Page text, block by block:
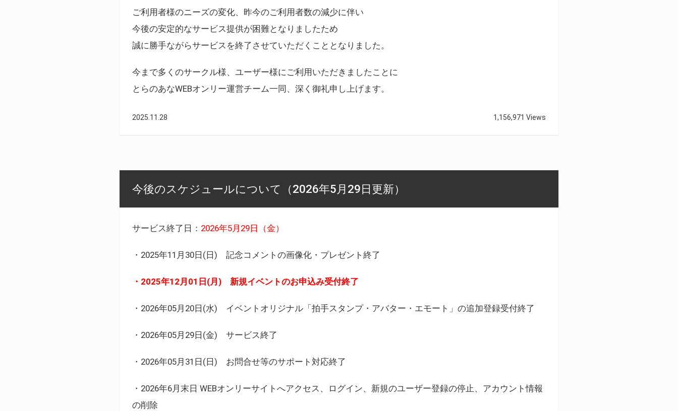
ご利用者様のニーズの変化、昨今のご利用者数の減少に伴い
今後の安定的なサービス提供が困難となりましたため
誠に勝手ながらサービスを終了させていただくこととなりました。
今まで多くのサークル様、ユーザー様にご利用いただきましたことに
とらのあなWEBオンリー運営チーム一同、深く御礼申し上げます。
2025.11.28 1,156,971 Views
今後のスケジュールについて（2026年5月29日更新）
サービス終了日： 2026年5月29日（金）
・2025年11月30日(日) 記念コメントの画像化・プレゼント終了
・2025年12月01日(月) 新規イベントのお申込み受付終了
・2026年05月20日(水) イベントオリジナル「拍手スタンプ・アバター・エモート」の追加登録受付終了
・2026年05月29日(金) サービス終了
・2026年05月31日(日) お問合せ等のサポート対応終了
・2026年6月末日 WEBオンリーサイトへアクセス、ログイン、新規のユーザー登録の停止、アカウント情報
の削除